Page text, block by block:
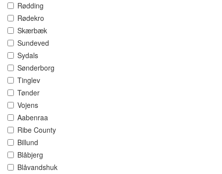
Rødding
Rødekro
Skærbæk
Sundeved
Sydals
Sønderborg
Tinglev
Tønder
Vojens
Aabenraa
Ribe County
Billund
Blåbjerg
Blåvandshuk